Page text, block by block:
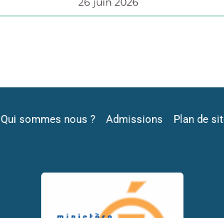
Qui sommes nous ? Admissions Plan de